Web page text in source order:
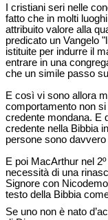
I cristiani seri nelle
fatto che in molti
attribuito valore alla
predicato un Vangelo
istituite per indurre il
entrare in una
che un simile passo
E così vi sono allora
comportamento non
credente mondana. E
credente nella Bibbia
persone sono davvero
E poi MacArthur nel
necessità di una
Signore con
testo della Bibbia
Se uno non è nato